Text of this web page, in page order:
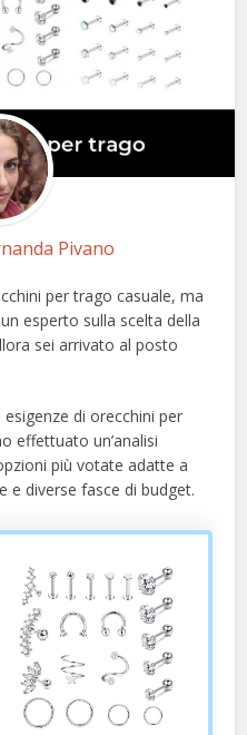
Pivano
per trago casuale, ma
esperto sulla scelta della
sei arrivato al posto
di orecchini per
effettuato un’analisi
più votate adatte a
e diverse fasce di budget.